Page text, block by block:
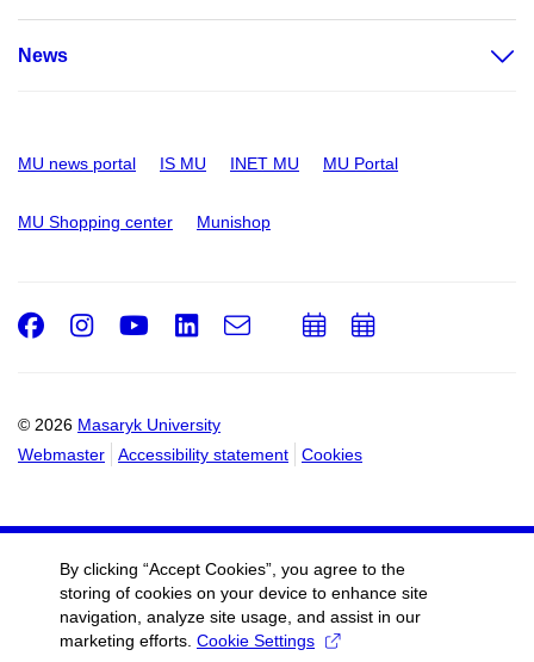
News
MU news portal IS MU INET MU MU Portal
MU Shopping center Munishop
© 2026 Masaryk University
Webmaster
Accessibility statement Cookies
Facebook
Instagram
Youtube
LinkedIn
e-
Email
AddAdd
By clicking “Accept Cookies”, you agree to the
storing of cookies on your device to enhance site
navigation, analyze site usage, and assist in our
marketing efforts. Cookie Settings